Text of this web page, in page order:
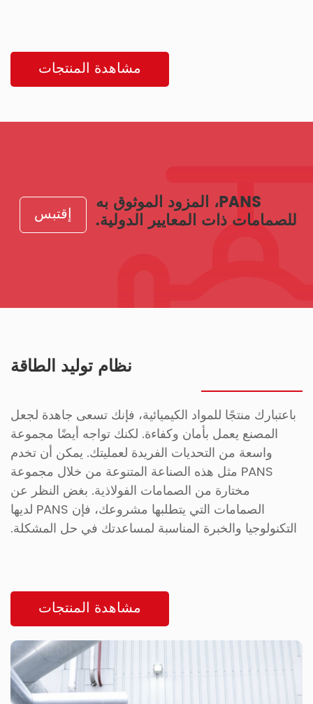
مشاهدة المنتجات
PANS، المزود الموثوق به
للصمامات ذات المعايير الدولية. إقتبس
نظام توليد الطاقة
باعتبارك منتجًا للمواد الكيميائية، فإنك تسعى جاهدة لجعل
المصنع يعمل بأمان وكفاءة. لكنك تواجه أيضًا مجموعة
واسعة من التحديات الفريدة لعمليتك. يمكن أن تخدم
PANS مثل هذه الصناعة المتنوعة من خلال مجموعة
مختارة من الصمامات الفولاذية. بغض النظر عن
الصمامات التي يتطلبها مشروعك، فإن PANS لديها
التكنولوجيا والخبرة المناسبة لمساعدتك في حل المشكلة.
مشاهدة المنتجات